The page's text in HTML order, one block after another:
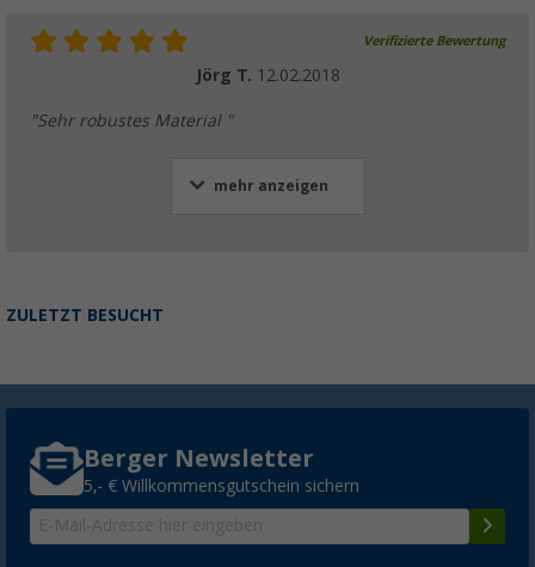
Verifizierte Bewertung
Jörg T. 12.02.2018
"Sehr robustes Material "
mehr anzeigen
ZULETZT BESUCHT
Berger Newsletter
5,- € Willkommensgutschein sichern